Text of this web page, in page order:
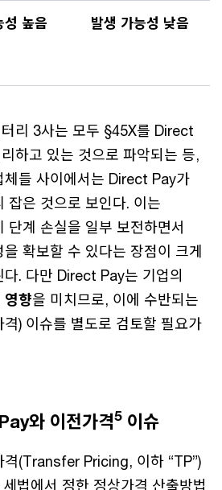
성 높음 발생 가능성 낮음
리 3사는 모두 §45X를 Direct
하고 있는 것으로 파악되는 등,
체들 사이에서는 Direct Pay가
잡은 것으로 보인다. 이는
단계 손실을 일부 보전하면서
확보할 수 있다는 장점이 크게
. 다만 Direct Pay는 기업의
영향을 미치므로, 이에 수반되는
) 이슈를 별도로 검토할 필요가
와 이전가격5 이슈
격(Transfer Pricing, 이하 “TP”)
법에서 정한 정상가격 산출방법